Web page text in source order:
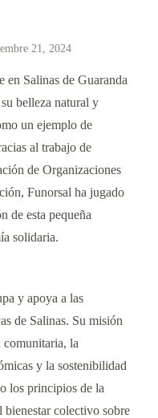
21, 2024
en Salinas de Guaranda
belleza natural y
un ejemplo de
al trabajo de
de Organizaciones
Funorsal ha jugado
de esta pequeña
solidaria.
y apoya a las
de Salinas. Su misión
comunitaria, la
y la sostenibilidad
los principios de la
colectivo sobre